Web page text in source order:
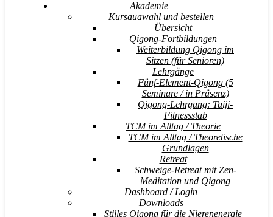
Akademie
Kursauawahl und bestellen
Übersicht
Qigong-Fortbildungen
Weiterbildung Qigong im
Sitzen (für Senioren)
Lehrgänge
Fünf-Element-Qigong (5
Seminare / in Präsenz)
Qigong-Lehrgang: Taiji-
Fitnessstab
TCM im Alltag / Theorie
TCM im Alltag / Theoretische
Grundlagen
Retreat
Schweige-Retreat mit Zen-
Meditation und Qigong
Dashboard / Login
Downloads
Stilles Qigong für die Nierenenergie